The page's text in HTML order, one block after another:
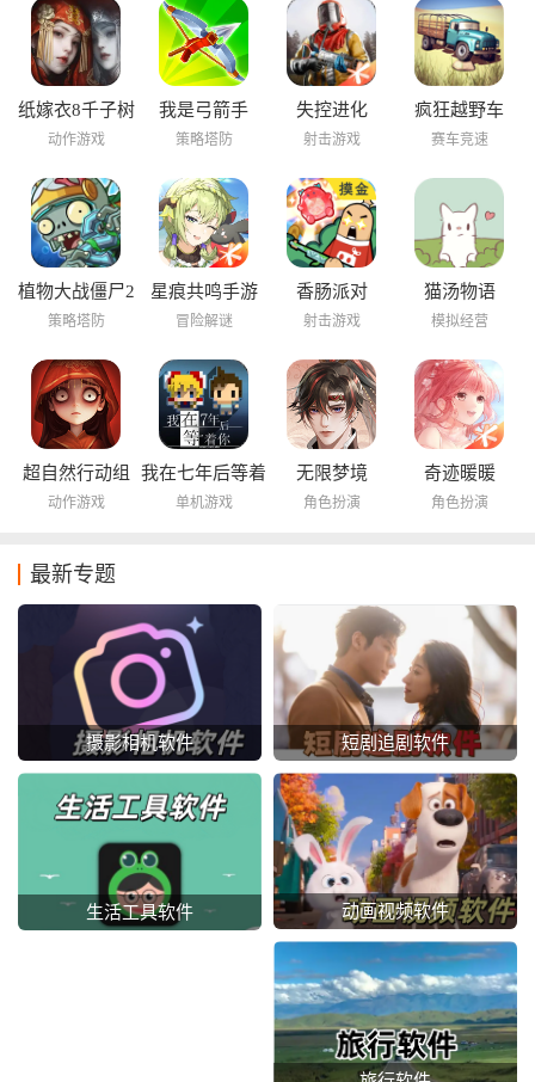
纸嫁衣8千子树
动作游戏
我是弓箭手
策略塔防
失控进化
射击游戏
疯狂越野车
赛车竞速
植物大战僵尸2
海底世界
策略塔防
星痕共鸣手游
冒险解谜
香肠派对
射击游戏
猫汤物语
模拟经营
超自然行动组
动作游戏
我在七年后等着
你
单机游戏
无限梦境
角色扮演
奇迹暖暖
角色扮演
最新专题
摄影相机软件 短剧追剧软件
生活工具软件 动画视频软件